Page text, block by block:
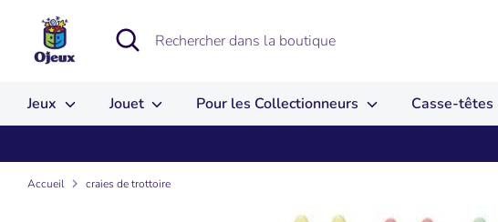
contenu
Recherche
Rechercher
dans
boutique
Jeux Jouet Pour les Collectionneurs Casse-têtes
Accueil craies de trottoire